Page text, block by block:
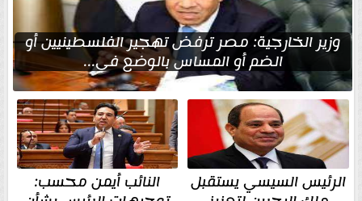
وزير الخارجية: مصر ترفض تهجير الفلسطينيين أو
الضم أو المساس بالوضع في...
الرئيس السيسي يستقبل النائب أيمن محسب: